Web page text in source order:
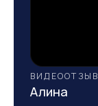
ВИДЕООТЗЫВ
Алина